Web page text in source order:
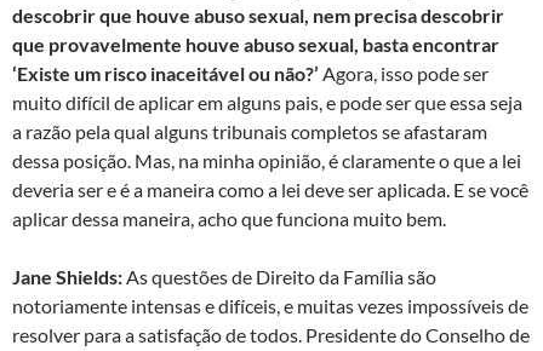
descobrir que houve abuso sexual, nem precisa descobrir
que provavelmente houve abuso sexual, basta encontrar
‘Existe um risco inaceitável ou não?’ Agora, isso pode ser
muito difícil de aplicar em alguns pais, e pode ser que essa seja
a razão pela qual alguns tribunais completos se afastaram
dessa posição. Mas, na minha opinião, é claramente o que a lei
deveria ser e é a maneira como a lei deve ser aplicada. E se você
aplicar dessa maneira, acho que funciona muito bem.
Jane Shields:As questões de Direito da Família são
notoriamente intensas e difíceis, e muitas vezes impossíveis de
resolver para a satisfação de todos. Presidente do Conselho de